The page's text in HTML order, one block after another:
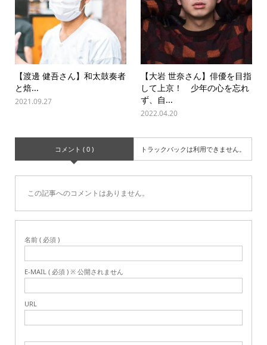
【渡‌邊‌ ‌健‌吾‌さ‌ん】‌和‌太‌鼓‌奏‌者‌
と‌焙‌...
2021.09.27
【大岩 世奈さん】俳優を目指
して上京！ 少年の心を忘れ
ず、自...
2022.04.20
コメント ( 0 ) トラックバックは利用できません。
この記事へのコメントはありません。
名前 ( 必須 )
E-MAIL ( 必須 ) ※ 公開されません
URL